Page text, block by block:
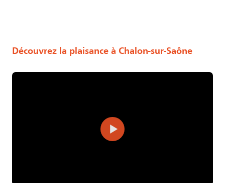
Découvrez la plaisance à Chalon-sur-Saône